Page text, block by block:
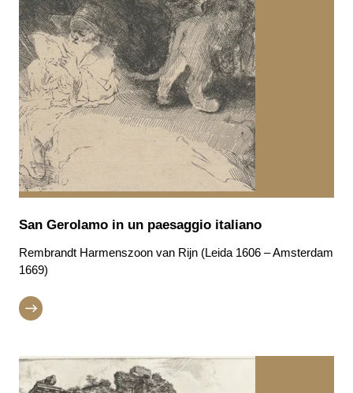
San Gerolamo in un paesaggio italiano
Rembrandt Harmenszoon van Rijn (Leida 1606 – Amsterdam
1669)